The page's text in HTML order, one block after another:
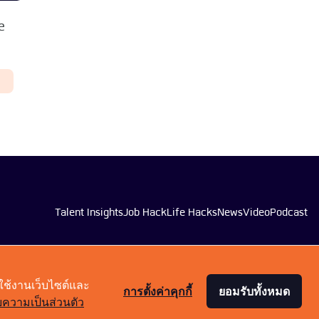
Talent InsightsJob HackLife HacksNewsVideoPodcast
เงื่อนไขการให้บริการนโยบายความเป็นส่วนตัว
งานเว็บไซต์และ
วามเป็นส่วนตัว
ยอมรับทั้งหมด
การตั้งค่าคุกกี้